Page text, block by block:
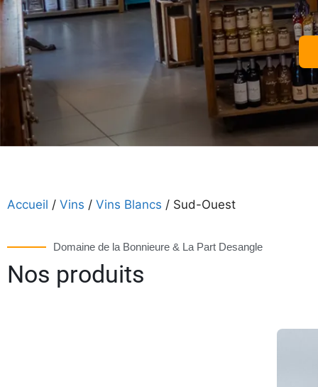
Accueil / Vins / Vins Blancs / Sud-Ouest
Domaine de la Bonnieure & La Part Desangle
Nos produits